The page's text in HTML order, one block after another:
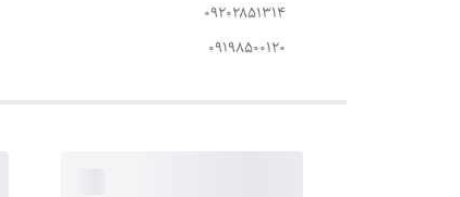
۰۹۲۰۲۸۵۱۳۱۴
۰۹۱۹۸۵۰۰۱۲۰